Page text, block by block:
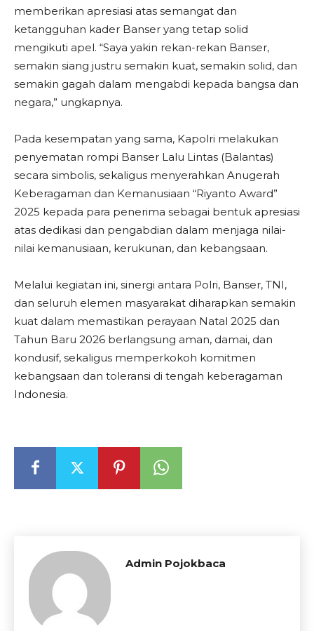
memberikan apresiasi atas semangat dan
ketangguhan kader Banser yang tetap solid
mengikuti apel. “Saya yakin rekan-rekan Banser,
semakin siang justru semakin kuat, semakin solid, dan
semakin gagah dalam mengabdi kepada bangsa dan
negara,” ungkapnya.
Pada kesempatan yang sama, Kapolri melakukan
penyematan rompi Banser Lalu Lintas (Balantas)
secara simbolis, sekaligus menyerahkan Anugerah
Keberagaman dan Kemanusiaan “Riyanto Award”
2025 kepada para penerima sebagai bentuk apresiasi
atas dedikasi dan pengabdian dalam menjaga nilai-
nilai kemanusiaan, kerukunan, dan kebangsaan.
Melalui kegiatan ini, sinergi antara Polri, Banser, TNI,
dan seluruh elemen masyarakat diharapkan semakin
kuat dalam memastikan perayaan Natal 2025 dan
Tahun Baru 2026 berlangsung aman, damai, dan
kondusif, sekaligus memperkokoh komitmen
kebangsaan dan toleransi di tengah keberagaman
Indonesia.
Admin Pojokbaca